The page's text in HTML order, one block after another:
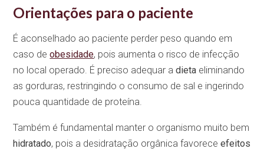
Orientações para o paciente
É aconselhado ao paciente perder peso quando em
caso deobesidade, pois aumenta o risco de infecção
no local operado. É preciso adequar adieta eliminando
as gorduras, restringindo o consumo de sal e ingerindo
pouca quantidade de proteína.
Também é fundamental manter o organismo muito bem
hidratado, pois a desidratação orgânica favoreceefeitos